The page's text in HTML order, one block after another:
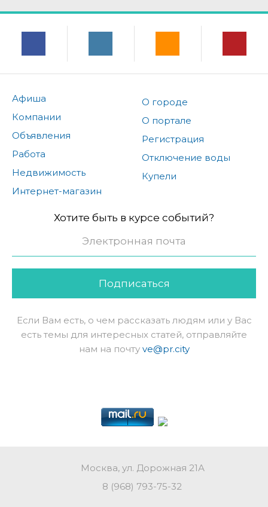
Афиша
Компании
Объявления
Работа
Недвижимость
Интернет-магазин
О городе
О портале
Регистрация
Отключение воды
Купели
Хотите быть в курсе событий?
Подписаться
Если Вам есть, о чем рассказать людям или у Вас
есть темы для интересных статей, отправляйте
нам на почту ve@pr.city
Москва, ул. Дорожная 21А
8 (968) 793-75-32